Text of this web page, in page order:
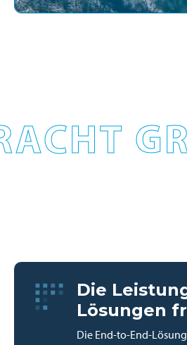
Die
Lösungen
Die End-to-End-